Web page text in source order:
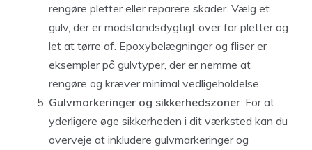
rengøre pletter eller reparere skader. Vælg et
gulv, der er modstandsdygtigt over for pletter og
let at tørre af. Epoxybelægninger og fliser er
eksempler på gulvtyper, der er nemme at
rengøre og kræver minimal vedligeholdelse.
Gulvmarkeringer og sikkerhedszoner: For at
yderligere øge sikkerheden i dit værksted kan du
overveje at inkludere gulvmarkeringer og